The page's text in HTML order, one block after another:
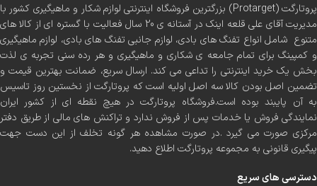
پروتارگت (Protarget) بزرگترین فروشگاه اینترنتی لوازم شکار و ماهیگیری کشور با
مدیریت آقای علی قلعه اینک در آستانه ی 20 سال فعالیت با گستره ای از کالا های
متنوع شامل انواع تفنگ های بادی، لوازم جانبی تفنگ های بادی، لوازم ماهیگیری
و کمپینگ برای تمام جامعه ی شکاری و ماهیگیری و هر رده سنی تجربه ی لذت
بخش یک خرید اینترنتی را تداعی می کند. ارسال سریع، ضمانت بهترین قیمت و
تضمین اصل بودن کالا سه اصل اولیه است که پروتارگت از نخستین روز تاسیس
به آن پایبند بوده است.فروشگاه پروتارگت در هیچ نقطه ای از کشور ایران
نمایندگی فروش یا خدمات پس از فروش ندارد و تراکنش های مالی از طریق دفتر
مرکزی صورت می گیرد .در صورت مشاهده هر گونه تخلف از این دست جهت
پیگیری قانونی به مجموعه پروتارگت اطلاع دهید.
دسترسی های سریع